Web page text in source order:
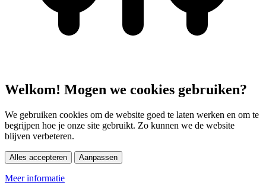
Welkom! Mogen we cookies gebruiken?
We gebruiken cookies om de website goed te laten werken en om te
begrijpen hoe je onze site gebruikt. Zo kunnen we de website
blijven verbeteren.
Alles accepteren Aanpassen
Meer informatie